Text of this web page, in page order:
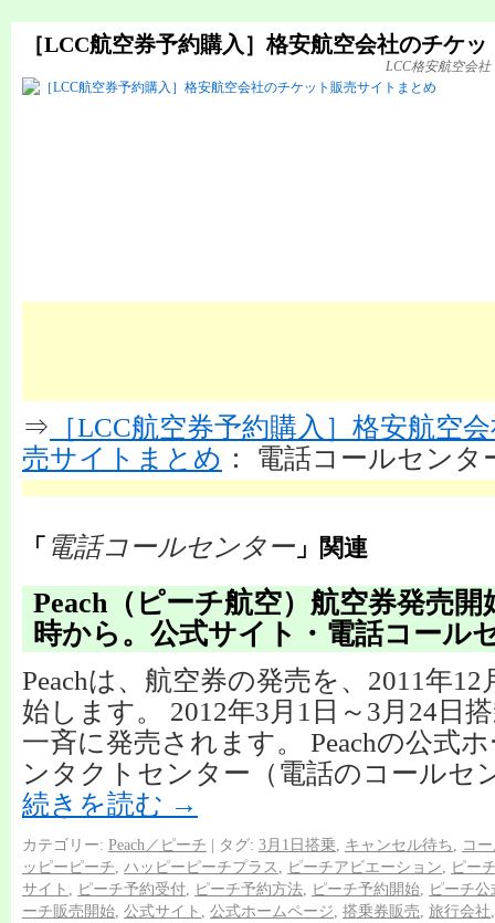
［LCC航空券予約購入］格安航空会社のチケ
LCC格安航空会
⇒ ［LCC航空券予約購入］格安航空
売サイトまとめ ： 電話コールセンタ
「 電話コールセンター 」関連
Peach（ピーチ航空）航空券発売開
時から。公式サイト・電話コール
Peachは、航空券の発売を、2011年
始します。 2012年3月1日～3月24日
一斉に発売されます。 Peachの公式
ンタクトセンター（電話のコールセ
続きを読む →
カテゴリー: Peach／ピーチ | タグ: 3月1日搭乗 キャンセル待ち
コ
ッピーピーチ ハッピーピーチプラス ピーチアビエーション
ピー
サイト
ピーチ予約受付 ピーチ予約方法 ピーチ予約開始
ピーチ公
ーチ販売開始 公式サイト 公式ホームページ 搭乗券販売 旅行会社